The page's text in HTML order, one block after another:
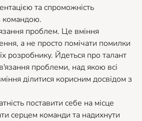
та спроможність
командою.
проблем. Це вміння
а не просто помічати помилки
розробнику. Йдеться про талант
проблеми, над якою всі
ділитися корисним досвідом з
поставити себе на місце
серцем команди та надихнути